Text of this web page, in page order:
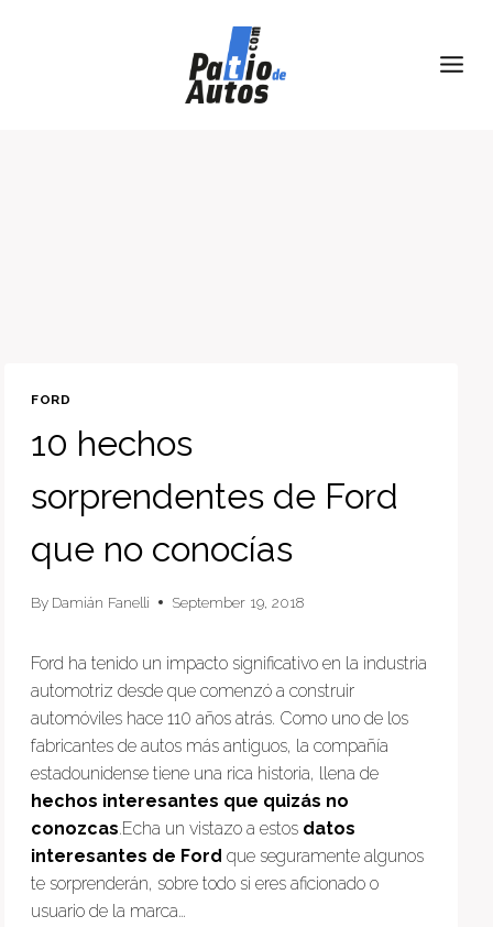
FORD
10 hechos
sorprendentes de Ford
que no conocías
By Damián Fanelli September 19, 2018
Ford ha tenido un impacto significativo en la industria
automotriz desde que comenzó a construir
automóviles hace 110 años atrás. Como uno de los
fabricantes de autos más antiguos, la compañía
estadounidense tiene una rica historia, llena de
hechos interesantes que quizás no
conozcas.Echa un vistazo a estos datos
interesantes de Ford que seguramente algunos
te sorprenderán, sobre todo si eres aficionado o
usuario de la marca…